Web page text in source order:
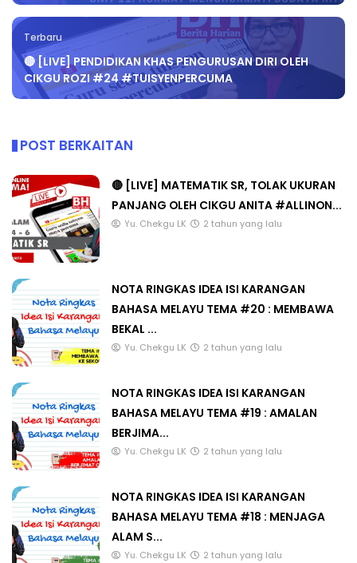
Terbaru
🔴 [LIVE] PENDIDIKAN KHAS PENGURUSAN DIRI OLEH
CIKGU ROZI #24 #TUISYENPERCUMA
POST BERKAITAN
🔴 [LIVE] MATEMATIK SR, TOLAK UKURAN
PANJANG OLEH CIKGU ANITA #ALLINON...
Yu. Chekgu LK 2 tahun yang lalu
NOTA RINGKAS IDEA ISI KARANGAN
BAHASA MELAYU TEMA #20 : MEMBAWA
BEKAL ...
Yu. Chekgu LK 2 tahun yang lalu
NOTA RINGKAS IDEA ISI KARANGAN
BAHASA MELAYU TEMA #19 : AMALAN
BERJIMA...
Yu. Chekgu LK 2 tahun yang lalu
NOTA RINGKAS IDEA ISI KARANGAN
BAHASA MELAYU TEMA #18 : MENJAGA
ALAM S...
Yu. Chekgu LK 2 tahun yang lalu